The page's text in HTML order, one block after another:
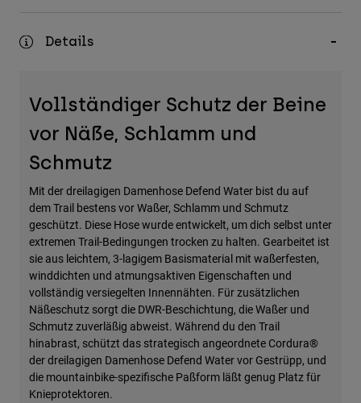
Alles in Accessoires
Hüte & Mützen
Alle anzeigen
Details
Vollständiger Schutz der Beine
vor Näße, Schlamm und
Schmutz
Mit der dreilagigen Damenhose Defend Water bist du auf
dem Trail bestens vor Waßer, Schlamm und Schmutz
geschützt. Diese Hose wurde entwickelt, um dich selbst unter
extremen Trail-Bedingungen trocken zu halten. Gearbeitet ist
sie aus leichtem, 3-lagigem Basismaterial mit waßerfesten,
winddichten und atmungsaktiven Eigenschaften und
vollständig versiegelten Innennähten. Für zusätzlichen
Näßeschutz sorgt die DWR-Beschichtung, die Waßer und
Schmutz zuverläßig abweist. Während du den Trail
hinabrast, schützt das strategisch angeordnete Cordura®
der dreilagigen Damenhose Defend Water vor Gestrüpp, und
die mountainbike-spezifische Paßform läßt genug Platz für
Knieprotektoren.